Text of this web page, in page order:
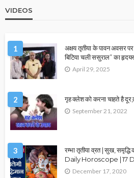
VIDEOS
1
अक्षय तृतीया के पावन अवसर पर
बिटिया चली ससुराल” का
April 29, 2025
2 गृह क्लेश को करना चाहते है
September 21, 2022
3
रम्भा तृतीया व्रत | सुख,
Daily Horoscope | 17
December 17, 2020